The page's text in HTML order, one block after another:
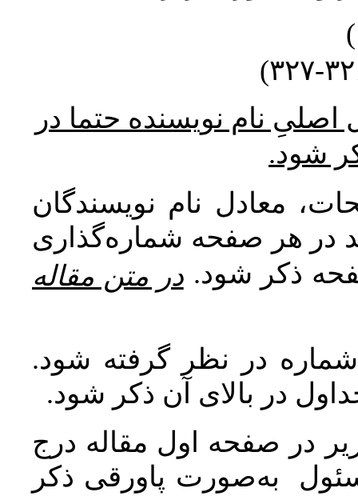
نام نویسنده حتما در
شود.
معادل نام نویسندگان
در هر صفحه شماره‌گذاری
ذکر شود. در متن مقاله
در نظر گرفته شود.
در بالای آن ذکر شود.
در صفحه اول مقاله درج
به‌صورت پاورقی ذکر